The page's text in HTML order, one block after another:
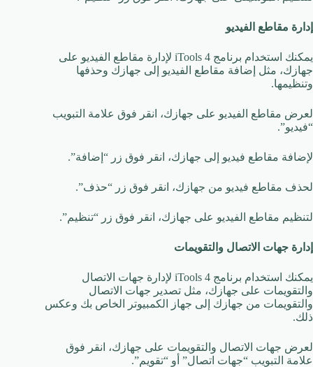
إدارة مقاطع الفيديو
يمكنك استخدام برنامج iTools 4 لإدارة مقاطع الفيديو على
جهازك، مثل إضافة مقاطع الفيديو إلى جهازك وحذفها
وتنظيمها.
لعرض مقاطع الفيديو على جهازك، انقر فوق علامة التبويب
“فيديو”.
لإضافة مقاطع فيديو إلى جهازك، انقر فوق زر “إضافة”.
لحذف مقاطع فيديو من جهازك، انقر فوق زر “حذف”.
لتنظيم مقاطع الفيديو على جهازك، انقر فوق زر “تنظيم”.
إدارة جهات الاتصال والتقويمات
يمكنك استخدام برنامج iTools 4 لإدارة جهات الاتصال
والتقويمات على جهازك، مثل تصدير جهات الاتصال
والتقويمات من جهازك إلى جهاز الكمبيوتر الخاص بك وعكس
ذلك.
لعرض جهات الاتصال والتقويمات على جهازك، انقر فوق
علامة التبويب “جهات اتصال” أو “تقويم”.